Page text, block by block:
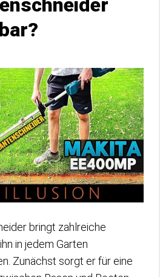
bringt zahlreiche
in jedem Garten
Zunächst sorgt er für eine